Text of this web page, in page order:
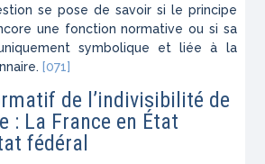
se pose de savoir si le principe
une fonction normative ou si sa
symbolique et liée à la
[071]
de l’indivisibilité de
: La France en État
fédéral